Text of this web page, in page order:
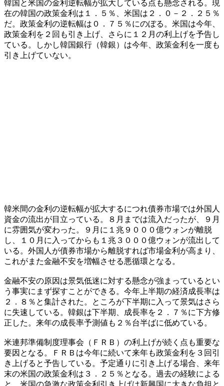
韓国と米国の金利逆転幅が拡大している点も懸念される。現
在の韓国の政策金利は１．５％、米国は２．０－２．２５％
だ。政策金利の逆転幅は０．７５％にのぼる。米国は今年、
政策金利を２回も引き上げ、さらに１２月の利上げを予告し
ている。しかし韓国銀行（韓銀）は今年、政策金利を一度も
引き上げていない。
韓米間の金利の逆転幅が拡大するにつれ債券市場では外国人
資金の流出が目立っている。８月までは流入だったが、９月
に雰囲気が変わった。９月に１兆９０００億ウォンが離脱
し、１０月に入ってからも１兆３０００億ウォンが流出して
いる。外国人が債券市場から離脱すれば市場金利が高まり、
これがまた金融不安を増幅させる悪循環となる。
金融不安の原因は景気低迷に対する懸念が強まっているとい
う事実にまず探すことができる。今年上半期の経済成長率は
２．８％と集計された。ところが下半期に入って景気はさら
に失速している。韓銀は下半期、成長率を２．７％に下方修
正した。来年の成長率予測値も２％台半ばに低めている。
米連邦準備制度理事会（ＦＲＢ）の利上げが続く点も重要な
要因となる。ＦＲＢは今年に続いて来年も政策金利を３回引
き上げると予告している。予定通りに引き上げる場合、来年
末の米国の政策金利は３．２５％となる。過去の経験による
と、米国の急激な政策金利引き上げは新興国に大きな負担と